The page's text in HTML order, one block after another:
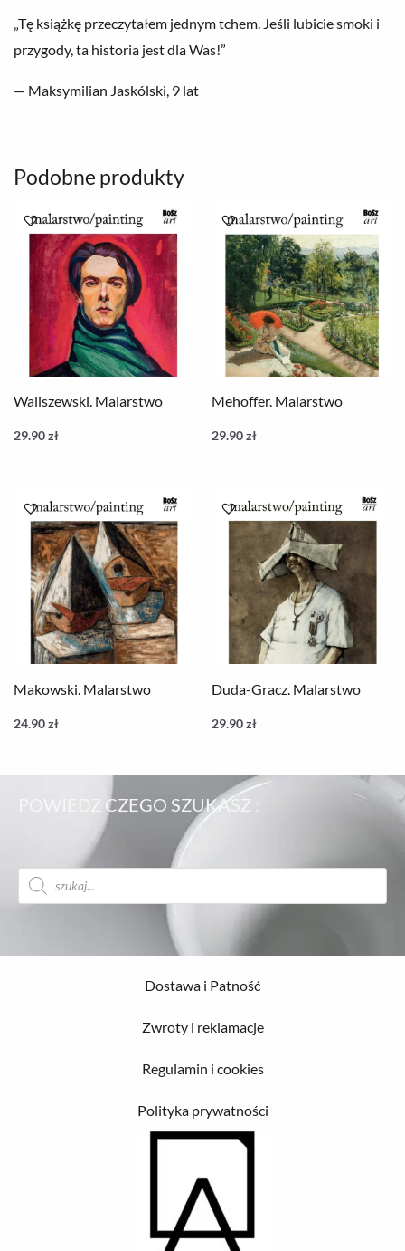
„Tę książkę przeczytałem jednym tchem. Jeśli lubicie smoki i
przygody, ta historia jest dla Was!”
— Maksymilian Jaskólski, 9 lat
Podobne produkty
Waliszewski. Malarstwo
29.90zł
Mehoffer. Malarstwo
29.90zł
Makowski. Malarstwo
24.90zł
Duda-Gracz. Malarstwo
29.90zł
POWIEDZ CZEGO SZUKASZ :
Wyszukiwarka
produktów
Dostawa i Patność
Zwroty i reklamacje
Regulamin i cookies
Polityka prywatności